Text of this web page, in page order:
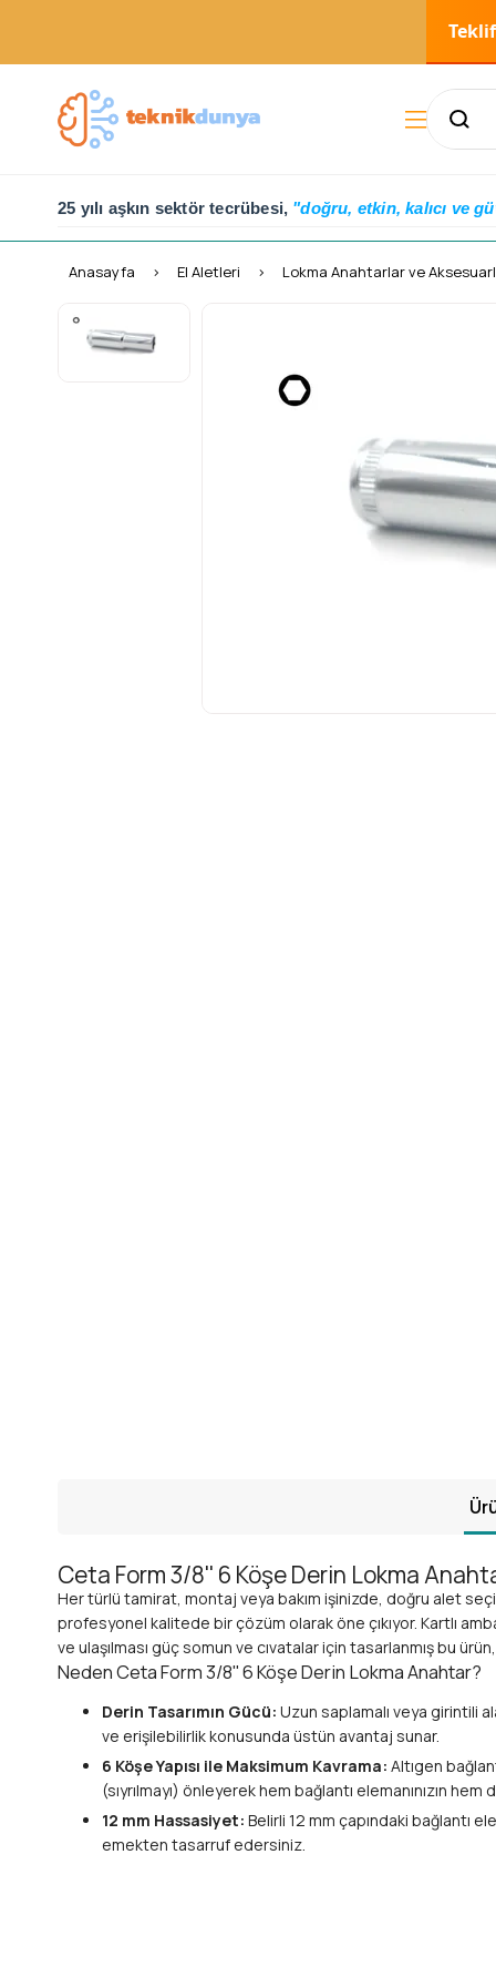
25 yılı aşkın sektör tecrübesi, "doğru, etkin, kalıcı ve
Anasayfa El Aletleri Lokma Anahtarlar ve
Ceta Form 3/8'' 6 Köşe Derin Lokma
Her türlü tamirat, montaj veya bakım işinizde, doğru alet
profesyonel kalitede bir çözüm olarak öne çıkıyor. Kartlı
ve ulaşılması güç somun ve cıvatalar için tasarlanmış bu
Neden Ceta Form 3/8'' 6 Köşe Derin Lokma Anahtar?
Derin Tasarımın Gücü: Uzun saplamalı veya girintili
ve erişilebilirlik konusunda üstün avantaj sunar.
6 Köşe Yapısı ile Maksimum Kavrama: Altıgen
(sıyrılmayı) önleyerek hem bağlantı elemanınızın
12 mm Hassasiyet: Belirli 12 mm çapındaki bağlantı
emekten tasarruf edersiniz.